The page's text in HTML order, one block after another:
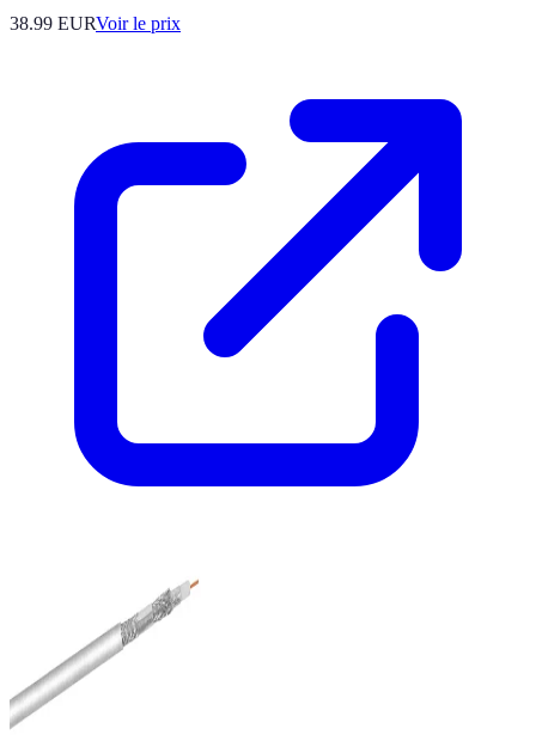
38.99 EURVoir le prix